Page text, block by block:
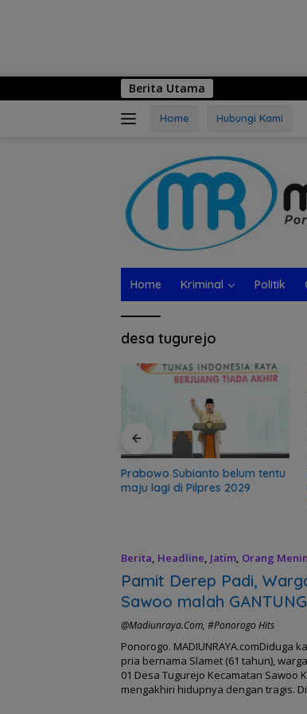
Berita Utama
Home Hubungi Kami
Home Kriminal Politik
desa tugurejo
Prabowo Subianto belum tentu
maju lagi di Pilpres 2029
Berita Headline Jatim Orang
2022
Pamit Derep Padi,
Sawoo malah
Jambu Mente
@madiunraya.com, #Ponorogo Hits
Ponorogo. MADIUNRAYA.comDiduga
pria bernama Slamet (61 tahun), warga
01 Desa Tugurejo Kecamatan Sawoo
mengakhiri hidupnya dengan tragis.